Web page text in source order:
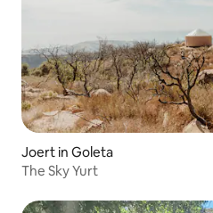
Joert in Goleta
The Sky Yurt